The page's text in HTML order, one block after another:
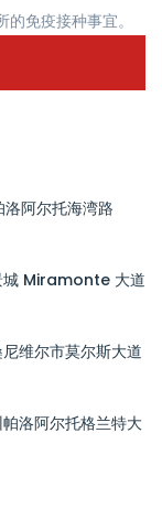
免疫接种事宜。
阿尔托海湾路
城 Miramonte 大道
维尔市莫尔斯大道
洛阿尔托格兰特大